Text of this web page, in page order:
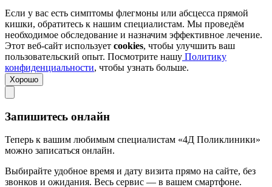
Если у вас есть симптомы флегмоны или абсцесса прямой
кишки, обратитесь к нашим специалистам. Мы проведём
необходимое обследование и назначим эффективное лечение.
Этот веб-сайт использует cookies, чтобы улучшить ваш
пользовательский опыт. Посмотрите нашу Политику
конфиденциальности, чтобы узнать больше.
Хорошо
Запишитесь онлайн
Теперь к вашим любимым специалистам «4Д Поликлиники»
можно записаться онлайн.
Выбирайте удобное время и дату визита прямо на сайте, без
звонков и ожидания. Весь сервис — в вашем смартфоне.